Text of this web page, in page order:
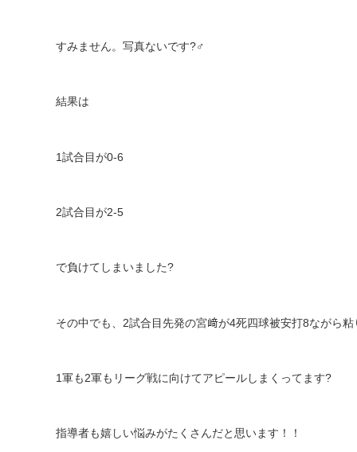
すみません。写真ないです?‍♂️
結果は
1試合目が0-6
2試合目が2-5
で負けてしまいました?
その中でも、 2試合目先発の宮﨑が4死四球被安打8ながら
1軍も2軍もリーグ戦に向けてアピールしまくってます?
指導者も嬉しい悩みがたくさんだと思います！！